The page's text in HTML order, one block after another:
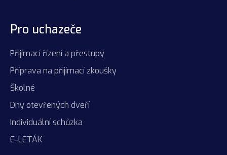
Pro uchazeče
Přijímací řízení a přestupy
Příprava na přijímací zkoušky
Školné
Dny otevřených dveří
Individuální schůzka
E-LETÁK